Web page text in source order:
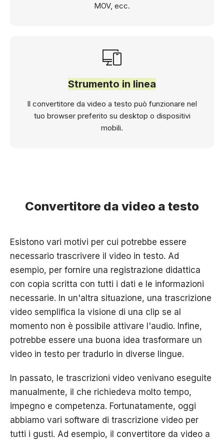
MOV, ecc.
Strumento in linea
Il convertitore da video a testo può funzionare nel
tuo browser preferito su desktop o dispositivi
mobili.
Convertitore da video a testo
Esistono vari motivi per cui potrebbe essere
necessario trascrivere il video in testo. Ad
esempio, per fornire una registrazione didattica
con copia scritta con tutti i dati e le informazioni
necessarie. In un'altra situazione, una trascrizione
video semplifica la visione di una clip se al
momento non è possibile attivare l'audio. Infine,
potrebbe essere una buona idea trasformare un
video in testo per tradurlo in diverse lingue.
In passato, le trascrizioni video venivano eseguite
manualmente, il che richiedeva molto tempo,
impegno e competenza. Fortunatamente, oggi
abbiamo vari software di trascrizione video per
tutti i gusti. Ad esempio, il convertitore da video a